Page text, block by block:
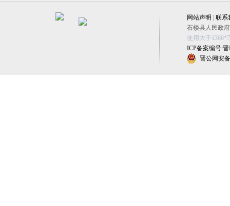
网站声明
联系
石楼县人民政
使用大于
ICP备案编号:晋
晋公网安